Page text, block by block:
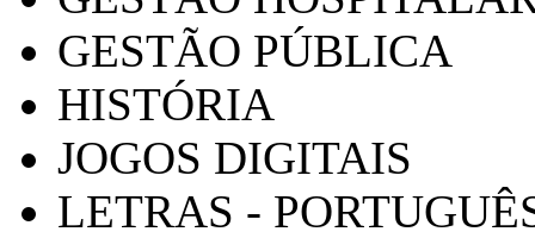
GESTÃO PÚBLICA
HISTÓRIA
JOGOS DIGITAIS
LETRAS -